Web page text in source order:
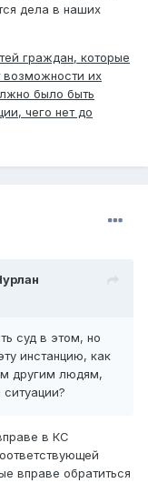
дела в наших
граждан, которые
их
было быть
чего нет до
суд в этом, но
инстанцию, как
другим людям,
в КС
вправе обратиться